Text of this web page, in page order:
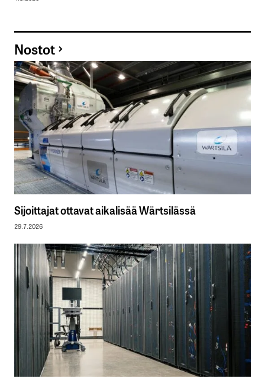
Nostot
Sijoittajat ottavat aikalisää Wärtsilässä
29.7.2026